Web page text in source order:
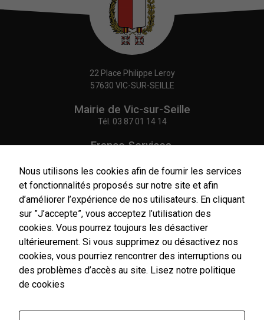
22 Place Philippe Leroy
57630 VIC-SUR-SEILLE
Mairie de Vic-sur-Seille
Tél. 03 87 01 14 14
France Services,
Tél.03 87 86 41 48
NOUS CONTACTER
Horaires
d'ouverture
Nous utilisons les cookies afin de fournir les services
et fonctionnalités proposés sur notre site et afin
d’améliorer l’expérience de nos utilisateurs. En cliquant
sur ”J’accepte”, vous acceptez l’utilisation des
cookies. Vous pourrez toujours les désactiver
ultérieurement. Si vous supprimez ou désactivez nos
cookies, vous pourriez rencontrer des interruptions ou
des problèmes d’accès au site. Lisez notre politique
de cookies
Nécessaires
Ces cookies
sont utiles au
bon
fonctionnement
de notre site